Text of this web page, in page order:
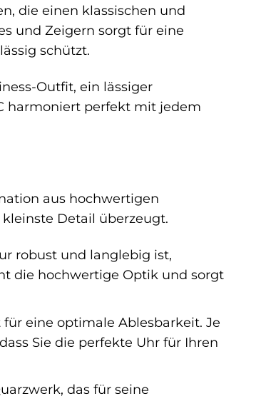
die einen klassischen und
und Zeigern sorgt für eine
schützt.
Outfit, ein lässiger
harmoniert perfekt mit jedem
aus hochwertigen
Detail überzeugt.
robust und langlebig ist,
die hochwertige Optik und sorgt
eine optimale Ablesbarkeit. Je
Sie die perfekte Uhr für Ihren
das für seine